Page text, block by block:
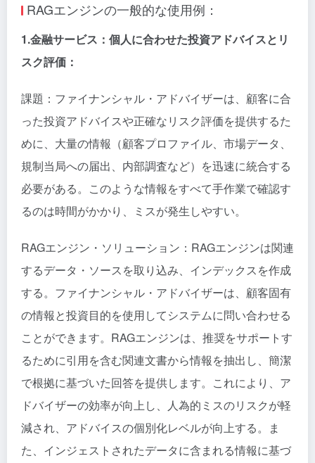
RAGエンジンの一般的な使用例：
1.金融サービス：個人に合わせた投資アドバイスとリ
スク評価：
課題：ファイナンシャル・アドバイザーは、顧客に合
った投資アドバイスや正確なリスク評価を提供するた
めに、大量の情報（顧客プロファイル、市場データ、
規制当局への届出、内部調査など）を迅速に統合する
必要がある。このような情報をすべて手作業で確認す
るのは時間がかかり、ミスが発生しやすい。
RAGエンジン・ソリューション：RAGエンジンは関連
するデータ・ソースを取り込み、インデックスを作成
する。ファイナンシャル・アドバイザーは、顧客固有
の情報と投資目的を使用してシステムに問い合わせる
ことができます。RAGエンジンは、推奨をサポートす
るために引用を含む関連文書から情報を抽出し、簡潔
で根拠に基づいた回答を提供します。これにより、ア
ドバイザーの効率が向上し、人為的ミスのリスクが軽
減され、アドバイスの個別化レベルが向上する。ま
た、インジェストされたデータに含まれる情報に基づ